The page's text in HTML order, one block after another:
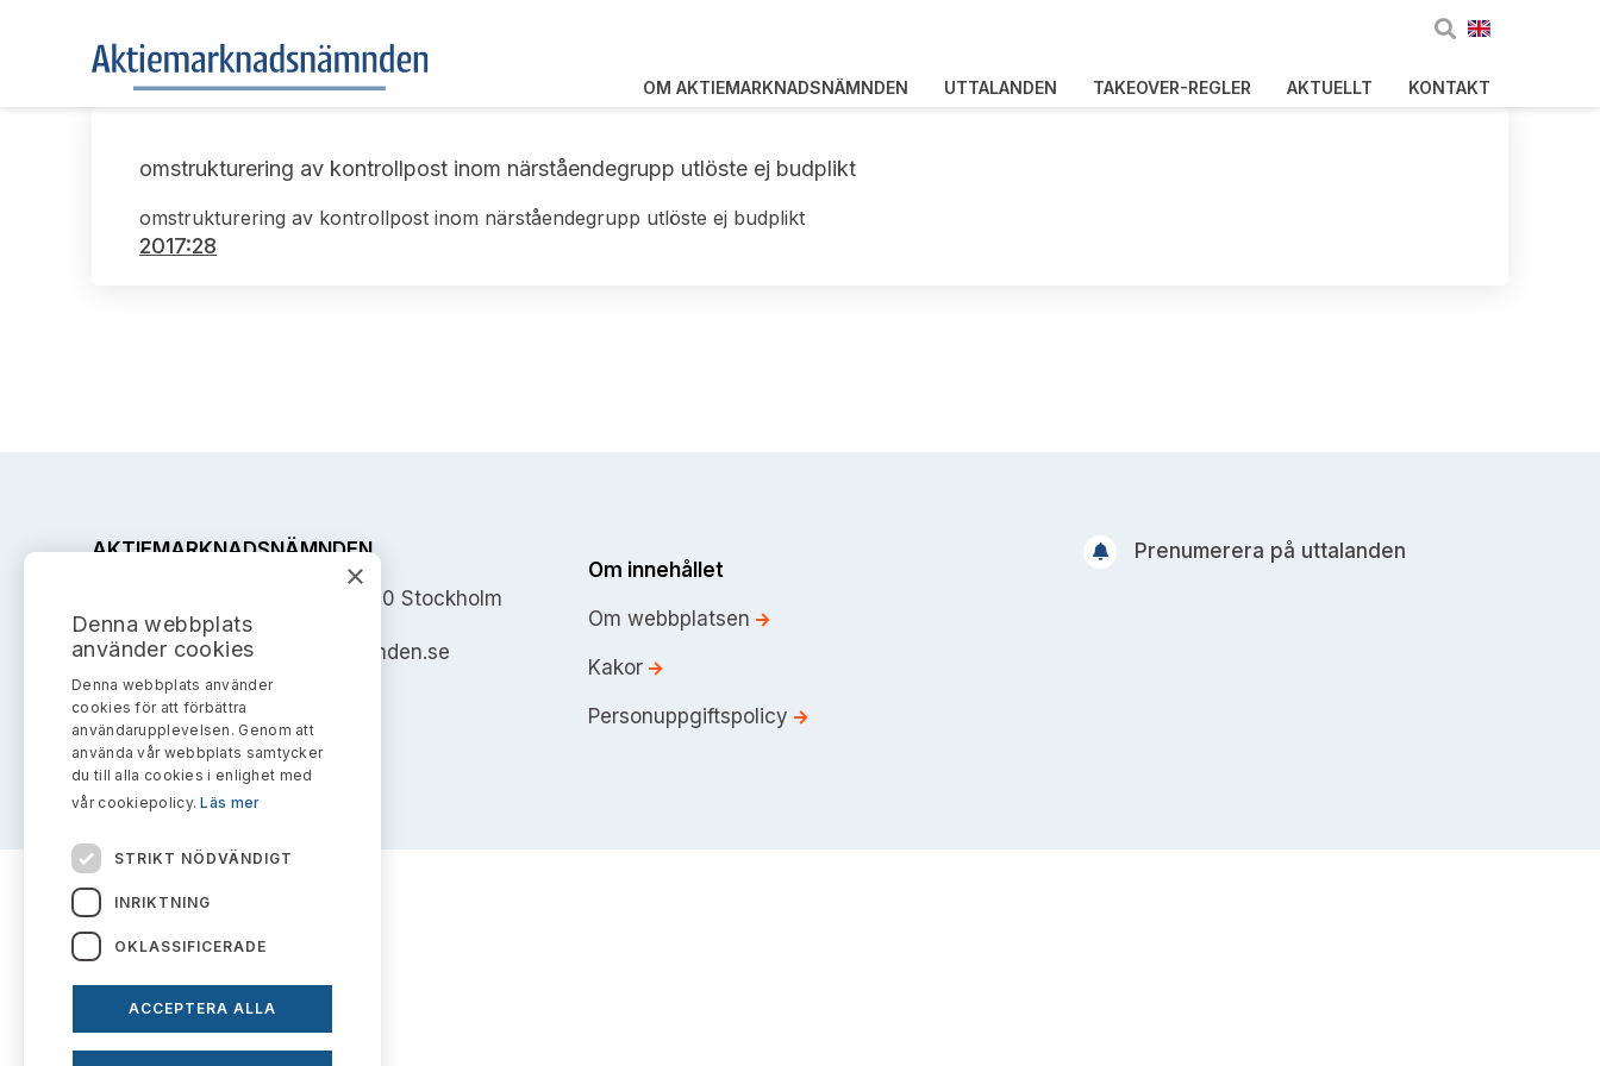
OM AKTIEMARKNADSNÄMNDEN UTTALANDEN TAKEOVER-REGLER AKTUELLT KONTAKT
omstrukturering av kontrollpost inom närståendegrupp utlöste ej budplikt
omstrukturering av kontrollpost inom närståendegrupp utlöste ej budplikt
2017:28
AKTIEMARKNADSNÄMNDEN
Address: Box 7354, 103 90 Stockholm
info@aktiemarknadsnamnden.se
Om innehållet
Om webbplatsen
Kakor
Personuppgiftspolicy
Prenumerera på uttalanden
×
Denna webbplats
använder cookies
Denna webbplats använder
cookies för att förbättra
användarupplevelsen. Genom att
använda vår webbplats samtycker
du till alla cookies i enlighet med
vår cookiepolicy.Läs mer
STRIKT NÖDVÄNDIGT
INRIKTNING
OKLASSIFICERADE
ACCEPTERA ALLA